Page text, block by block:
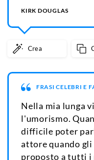
KIRK DOUGLAS
Crea
FRASI CELEBRI E
Nella mia lunga
l'umorismo.
difficile poter
attore quando gli
proposto a tutti